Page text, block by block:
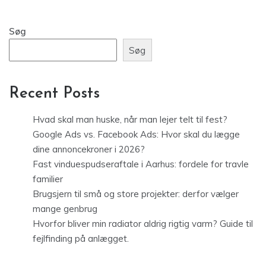
Søg
Søg
Recent Posts
Hvad skal man huske, når man lejer telt til fest?
Google Ads vs. Facebook Ads: Hvor skal du lægge
dine annoncekroner i 2026?
Fast vinduespudseraftale i Aarhus: fordele for travle
familier
Brugsjern til små og store projekter: derfor vælger
mange genbrug
Hvorfor bliver min radiator aldrig rigtig varm? Guide til
fejlfinding på anlægget.